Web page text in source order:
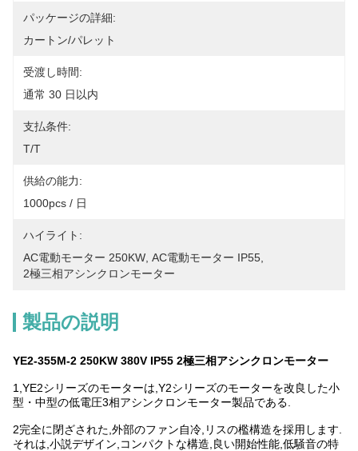
パッケージの詳細:
カートン/パレット
受渡し時間:
通常 30 日以内
支払条件:
T/T
供給の能力:
1000pcs / 日
ハイライト:
AC電動モーター 250KW AC電動モーター IP55
2極三相アシンクロンモーター
製品の説明
YE2-355M-2 250KW 380V IP55 2極三相アシンクロンモーター
1, YE2シリーズのモーターは,Y2シリーズのモーターを改良した小
型・中型の低電圧3相アシンクロンモーター製品である.
2完全に閉ざされた,外部のファン自冷,リスの檻構造を採用します.
それは,小説デザイン,コンパクトな構造,良い開始性能,低騒音の特